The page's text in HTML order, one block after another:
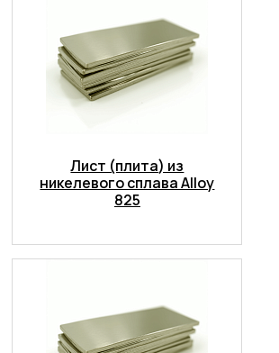
Лист (плита) из
никелевого сплава Alloy
825